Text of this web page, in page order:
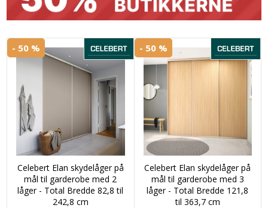
- 50 %
Celebert Elan skydelåger på
mål til garderobe med 2
låger - Total Bredde 82,8 til
242,8 cm
- 50 %
Celebert Elan skydelåger på
mål til garderobe med 3
låger - Total Bredde 121,8
til 363,7 cm